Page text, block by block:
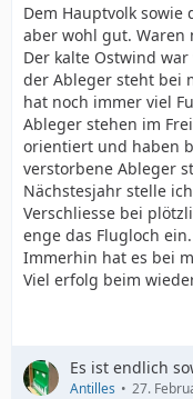
Dem Hauptvolk
aber wohl gut.
Der kalte Ostwind
der Ableger steht bei
hat noch immer viel
Ableger stehen im
orientiert und haben
verstorbene Ableger
Nächstesjahr stelle
Verschliesse bei
enge das Flugloch ein.
Immerhin hat es bei
Viel erfolg beim
Es ist endlich
Antilles 27.